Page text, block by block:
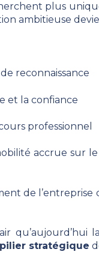
plus
ambitieuse
reconnaissance
et la confiance
professionnel
accrue sur
de
qu’aujourd’hui
pilier stratégique